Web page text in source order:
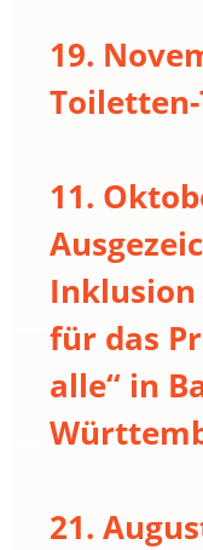
19.
11.
Inklusion
für das
alle“ in
21.